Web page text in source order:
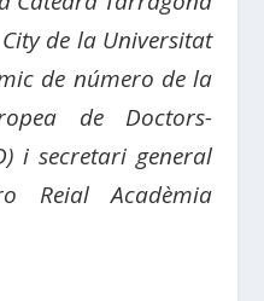
de la Universitat
de número de la
de Doctors-
i secretari general
Reial Acadèmia